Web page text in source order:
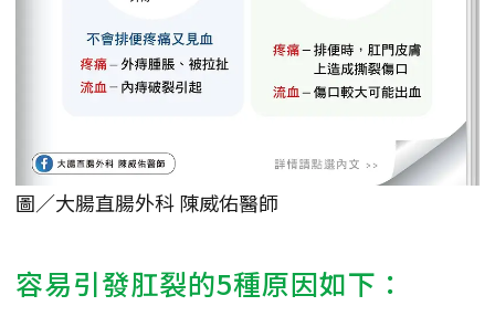
圖／大腸直腸外科 陳威佑醫師
容易引發肛裂的5種原因如下：